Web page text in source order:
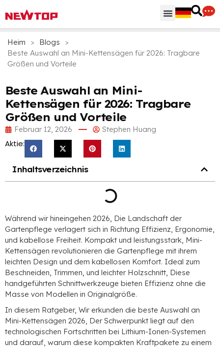
Heim > Blogs
>
Beste Auswahl an Mini-Kettensägen für 2026: Tragbare
Größen und Vorteile
Beste Auswahl an Mini-
Kettensägen für 2026: Tragbare
Größen und Vorteile
Februar 12, 2026 Stephen Huang
Aktie:
Inhaltsverzeichnis
Während wir hineingehen 2026, Die Landschaft der
Gartenpflege verlagert sich in Richtung Effizienz, Ergonomie,
und kabellose Freiheit. Kompakt und leistungsstark, Mini-
Kettensägen revolutionieren die Gartenpflege mit ihrem
leichten Design und dem kabellosen Komfort. Ideal zum
Beschneiden, Trimmen, und leichter Holzschnitt, Diese
handgeführten Schnittwerkzeuge bieten Effizienz ohne die
Masse von Modellen in Originalgröße.
In diesem Ratgeber, Wir erkunden die beste Auswahl an
Mini-Kettensägen 2026, Der Schwerpunkt liegt auf den
technologischen Fortschritten bei Lithium-Ionen-Systemen
und darauf, warum diese kompakten Kraftpakete zu einem